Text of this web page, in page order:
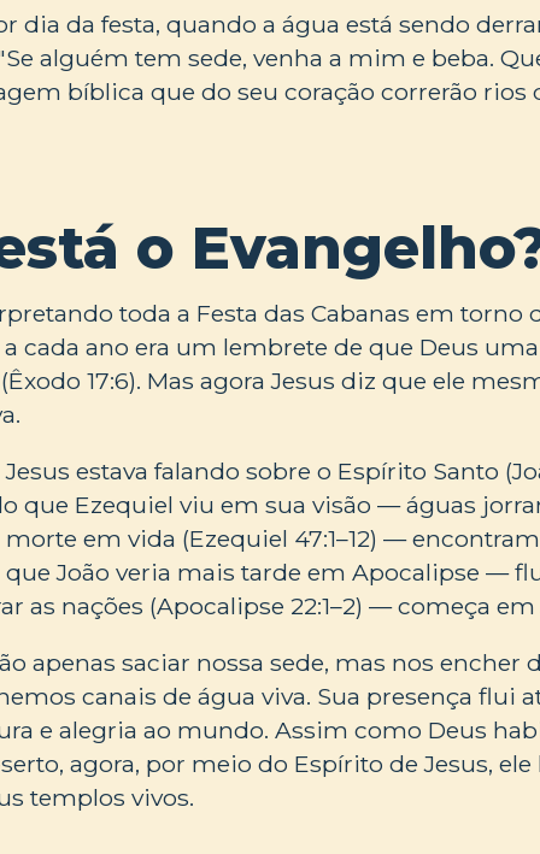
dia da festa, quando a água está sendo
alguém tem sede, venha a mim e beba.
bíblica que do seu coração correrão rios
o
toda a Festa das Cabanas em torno
cada ano era um lembrete de que Deus
17:6). Mas agora Jesus diz que ele
estava falando sobre o Espírito Santo
que Ezequiel viu em sua visão — águas
em vida (Ezequiel 47:1–12) —
que João veria mais tarde em Apocalipse —
as nações (Apocalipse 22:1–2) — começa em
apenas saciar nossa sede, mas nos encher
canais de água viva. Sua presença flui
e alegria ao mundo. Assim como Deus
agora, por meio do Espírito de Jesus,
templos vivos.